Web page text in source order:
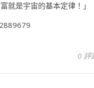
就是宇宙的基本定律！」
0 評